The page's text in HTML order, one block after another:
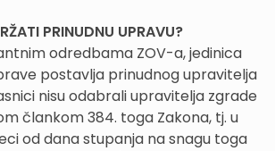
PRINUDNU UPRAVU?
odredbama ZOV-a, jedinica
postavlja prinudnog upravitelja
nisu odabrali upravitelja zgrade
člankom 384. toga Zakona, tj. u
od dana stupanja na snagu toga